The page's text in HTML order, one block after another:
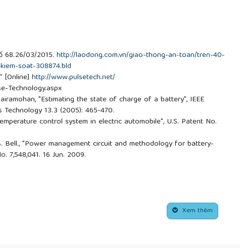
68.26/03/2015. http://laodong.com.vn/giao-thong-an-toan/tren-40-
soat-308874.bld
[Online] http://www.pulsetech.net/
Technology.aspx
"Estimating the state of charge of a battery", IEEE
13.3 (2005): 465-470.
control system in electric automobile", U.S. Patent No.
Bell., "Power management circuit and methodology for battery-
7,548,041. 16 Jun. 2009.
Xem thêm